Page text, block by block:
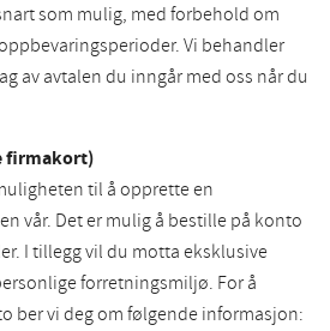
som mulig, med forbehold om
Vi behandler
av avtalen du inngår med oss når du
firmakort)
til å opprette en
vår. Det er mulig å bestille på konto
I tillegg vil du motta eksklusive
forretningsmiljø. For å
ber vi deg om følgende informasjon: